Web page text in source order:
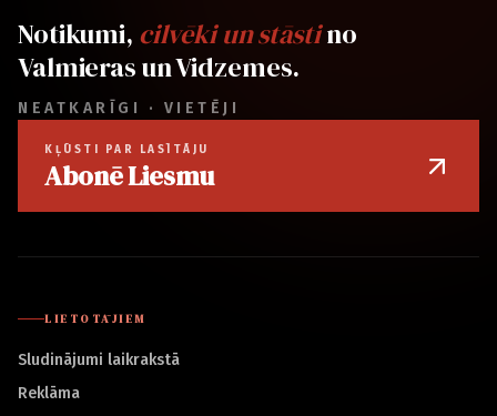
Notikumi, cilvēki un stāstino
Valmieras un Vidzemes.
NEATKARĪGI · VIETĒJI
KĻŪSTI PAR LASĪTĀJU
Abonē Liesmu
LIETOTĀJIEM
Sludinājumi laikrakstā
Reklāma